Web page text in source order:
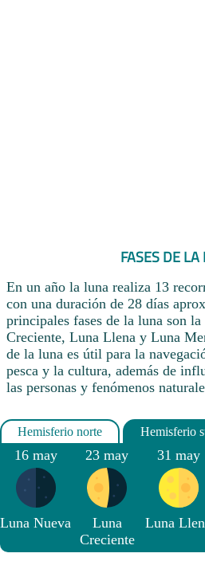
FASES DE
En un año la luna realiza 13
con una duración de 28 días
principales fases de la luna son
Creciente, Luna Llena y Luna
de la luna es útil para la
pesca y la cultura, además de
las personas y fenómenos
16 may
Luna Nueva
23 may
Luna
Creciente
31 may
Luna